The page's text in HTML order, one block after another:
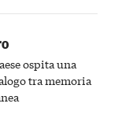
ospita una
tra memoria